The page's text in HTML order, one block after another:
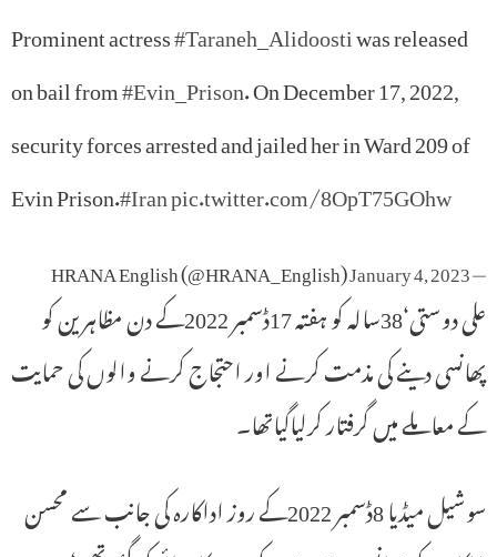
Prominent actress#Taraneh_Alidoostiwas released
on bail from#Evin_Prison. On December 17, 2022,
security forces arrested and jailed her in Ward 209 of
Evin Prison.#Iranpic.twitter.com/8OpT75GOhw
— HRANA English (@HRANA_English)
January 4, 2023
علی دوستی‘38سالہ کو ہفتہ 17ڈسمبر 2022کے دن مظاہرین کو
پھانسی دینے کی مذمت کرنے اور احتجاج کرنے والوں کی حمایت
کے معاملے میں گرفتار کرلیاگیاتھا۔
سوشیل میڈیا 8ڈسمبر 2022کے روز اداکارہ کی جانب سے محسن